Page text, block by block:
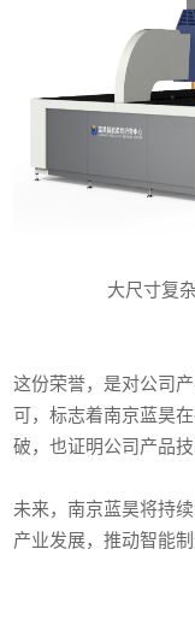
大尺寸复
这份荣誉，是对公司
可，标志着南京蓝昊
破，也证明公司产品
未来，南京蓝昊将持
产业发展，推动智能